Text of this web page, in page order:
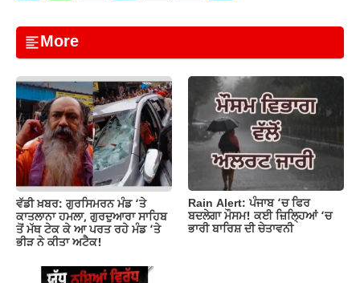
c
e
b
o
o
k
at
s
A
p
p
aile
gr
a
m
p
y
Li
n
k
ar
e
More
ਵੱਡੀ ਖ਼ਬਰ: ਗੁਰਸਿਮਰਨ ਮੰਡ ‘ਤੇ
ਕਾਤਲਾਨਾ ਹਮਲਾ, ਗੁਰਦੁਆਰਾ ਸਾਹਿਬ
ਤੋਂ ਮੱਥ ਟੇਕ ਕੇ ਆ ਪਰਤ ਰਹੇ ਮੰਡ ‘ਤੇ
ਭੀੜ ਨੇ ਕੀਤਾ ਅਟੈਕ!
Rain Alert: ਪੰਜਾਬ ‘ਚ ਫਿਰ
ਬਦਲੇਗਾ ਮੌਸਮ! ਕਈ ਜ਼ਿਲ੍ਹਿਆਂ ‘ਚ
ਭਾਰੀ ਬਾਰਿਸ਼ ਦੀ ਚੇਤਾਵਨੀ